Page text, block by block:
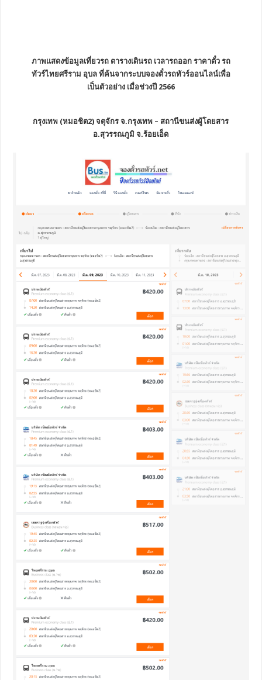
ภาพแสดงข้อมูลเที่ยวรถ ตารางเดินรถ เวลารถออก ราคาตั๋ว รถ
ทัวร์ไทยศรีราม อุบล ที่ค้นจากระบบจองตั๋วรถทัวร์ออนไลน์เพื่อ
เป็นตัวอย่าง เมื่อช่วงปี 2566
กรุงเทพ (หมอชิต2) จตุจักร จ.กรุงเทพ – สถานีขนส่งผู้โดยสาร
อ.สุวรรณภูมิ จ.ร้อยเอ็ด